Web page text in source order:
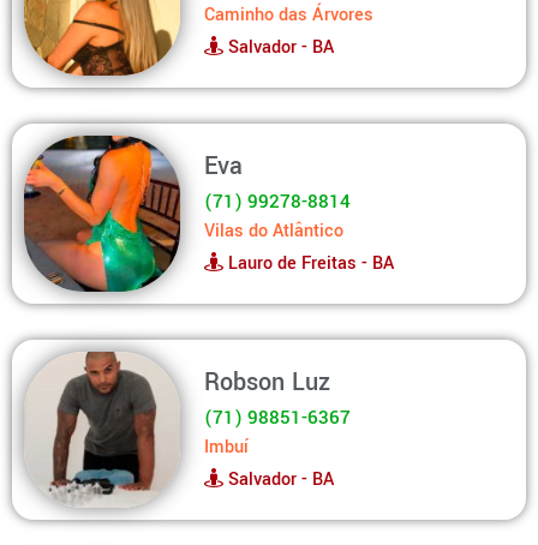
Caminho das Árvores
Salvador - BA
Eva
(71) 99278-8814
Vilas do Atlântico
Lauro de Freitas - BA
Robson Luz
(71) 98851-6367
Imbuí
Salvador - BA